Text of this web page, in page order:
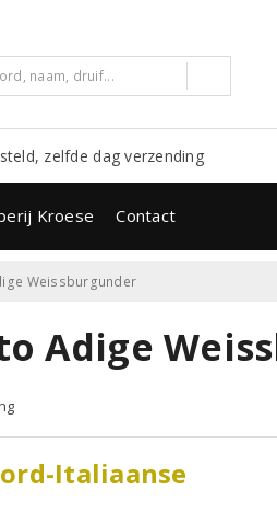
zelfde dag verzending
Kroese Contact
Weissburgunder
Adige
Italiaanse